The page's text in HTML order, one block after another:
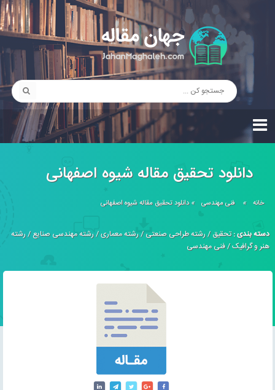
دانلود تحقیق مقاله شیوه اصفهانی
خانه » فنی مهندسی »دانلود تحقیق مقاله شیوه اصفهانی
دسته بندی :تحقیق/رشته طراحی صنعتی/رشته معماری/رشته مهندسی صنایع/رشته
هنر و گرافیک/فنی مهندسی